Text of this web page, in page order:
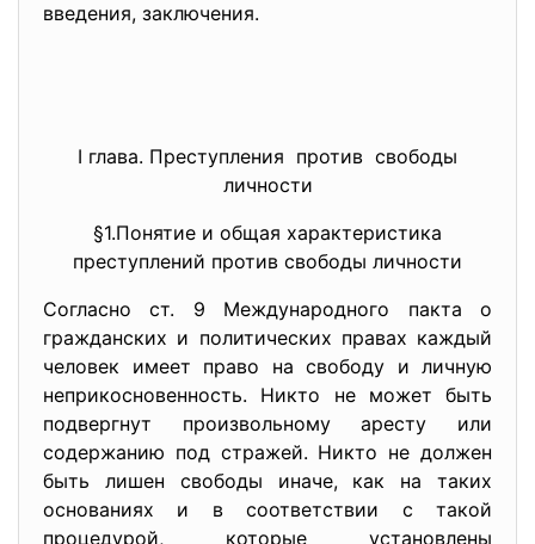
введения, заключения.
I глава. Преступления против свободы
личности
§1.Понятие и общая характеристика
преступлений против свободы личности
Согласно ст. 9 Международного пакта о
гражданских и политических правах каждый
человек имеет право на свободу и личную
неприкосновенность. Никто не может быть
подвергнут произвольному аресту или
содержанию под стражей. Никто не должен
быть лишен свободы иначе, как на таких
основаниях и в соответствии с такой
процедурой, которые установлены